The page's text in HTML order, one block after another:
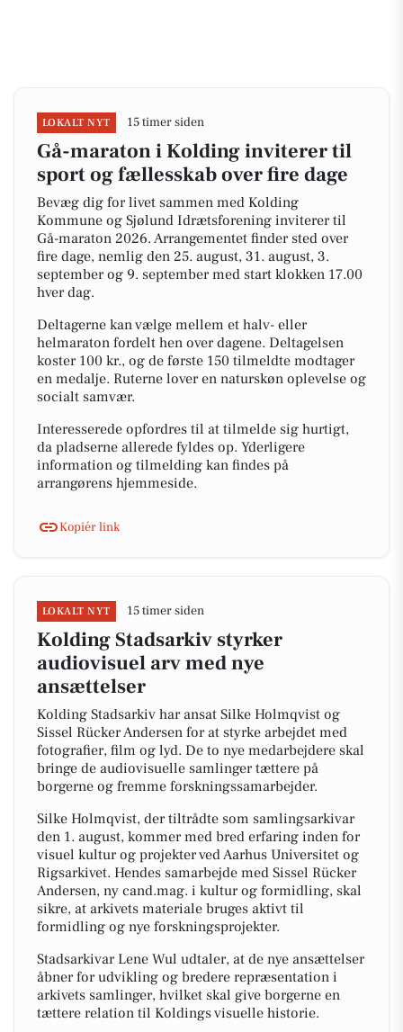
LOKALT NYT 15 timer siden
Gå-maraton i Kolding inviterer til
sport og fællesskab over fire dage
Bevæg dig for livet sammen med Kolding
Kommune og Sjølund Idrætsforening inviterer til
Gå-maraton 2026. Arrangementet finder sted over
fire dage, nemlig den 25. august, 31. august, 3.
september og 9. september med start klokken 17.00
hver dag.
Deltagerne kan vælge mellem et halv- eller
helmaraton fordelt hen over dagene. Deltagelsen
koster 100 kr., og de første 150 tilmeldte modtager
en medalje. Ruterne lover en naturskøn oplevelse og
socialt samvær.
Interesserede opfordres til at tilmelde sig hurtigt,
da pladserne allerede fyldes op. Yderligere
information og tilmelding kan findes på
arrangørens hjemmeside.
Kopiér link
LOKALT NYT 15 timer siden
Kolding Stadsarkiv styrker
audiovisuel arv med nye
ansættelser
Kolding Stadsarkiv har ansat Silke Holmqvist og
Sissel Rücker Andersen for at styrke arbejdet med
fotografier, film og lyd. De to nye medarbejdere skal
bringe de audiovisuelle samlinger tættere på
borgerne og fremme forskningssamarbejder.
Silke Holmqvist, der tiltrådte som samlingsarkivar
den 1. august, kommer med bred erfaring inden for
visuel kultur og projekter ved Aarhus Universitet og
Rigsarkivet. Hendes samarbejde med Sissel Rücker
Andersen, ny cand.mag. i kultur og formidling, skal
sikre, at arkivets materiale bruges aktivt til
formidling og nye forskningsprojekter.
Stadsarkivar Lene Wul udtaler, at de nye ansættelser
åbner for udvikling og bredere repræsentation i
arkivets samlinger, hvilket skal give borgerne en
tættere relation til Koldings visuelle historie.